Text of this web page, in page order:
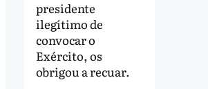
presidente
ilegítimo de
convocar o
Exército, os
obrigou a recuar.